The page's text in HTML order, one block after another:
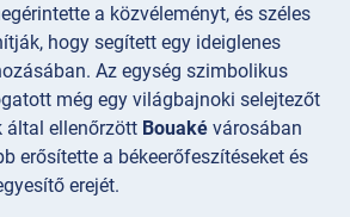
a közvéleményt, és széles
hogy segített egy ideiglenes
Az egység szimbolikus
még egy világbajnoki selejtezőt
által ellenőrzött Bouaké városában
erősítette a békeerőfeszítéseket és
erejét.